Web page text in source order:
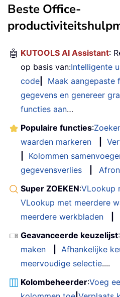
Beste Office-
🤖 KUTOOLS AI Assistant:
op basis van:Intelligente
code
Maak aangepaste
gegevens en genereer
functies aan…
Populaire functies:
waarden markeren
Kolommen
gegevensverlies
Super ZOEKEN:VLookup
VLookup met meerdere
meerdere werkbladen
Geavanceerde keuzelijst:
maken
Afhankelijke
meervoudige selectie....
Kolombeheerder:Voeg